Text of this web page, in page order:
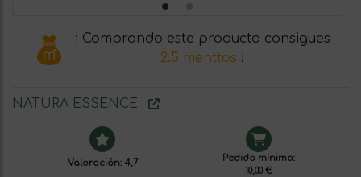
¡ Comprando este producto consigues
2.5 menttos !
NATURA ESSENCE
Valoración: 4,7
Pedido mínimo:
10,00 €